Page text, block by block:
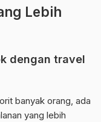
Lebih
dengan travel
banyak orang, ada
yang lebih